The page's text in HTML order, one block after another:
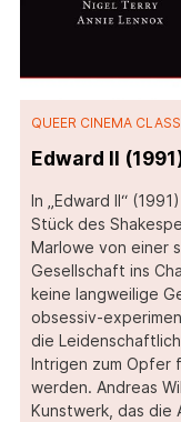
QUEER CINEMA
Edward II
In „Edward II“
Stück des
Marlowe von einer
Gesellschaft ins
keine langweilige
obsessiv-
die
Intrigen zum Opfer
werden. Andreas
Kunstwerk, das die